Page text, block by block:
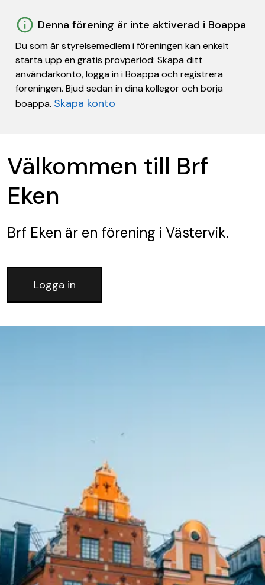
Denna förening är inte aktiverad i Boappa
Du som är styrelsemedlem i föreningen kan enkelt
starta upp en gratis provperiod: Skapa ditt
användarkonto, logga in i Boappa och registrera
föreningen. Bjud sedan in dina kollegor och börja
boappa. Skapa konto
Välkommen till Brf
Eken
Brf Eken är en förening i Västervik.
Logga in